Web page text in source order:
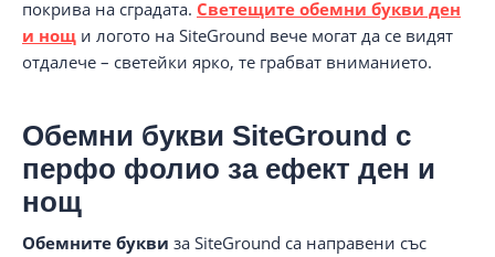
покрива на сградата. Светещите обемни букви ден
и нощ и логото на SiteGround вече могат да се видят
отдалече – светейки ярко, те грабват вниманието.
Обемни букви SiteGround с
перфо фолио за ефект ден и
нощ
Обемните букви за SiteGround са направени със